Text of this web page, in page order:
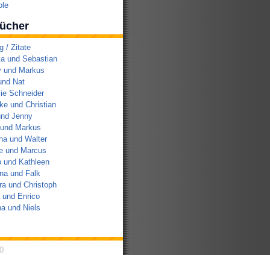
/ Zitate
und Sebastian
und Markus
Nat
Schneider
und Christian
Jenny
Markus
und Walter
und Marcus
und Kathleen
und Falk
und Christoph
Enrico
und Niels